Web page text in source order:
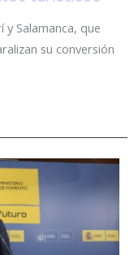
y Salamanca, que
su conversión